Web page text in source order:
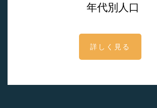
年代別人口
詳しく見る